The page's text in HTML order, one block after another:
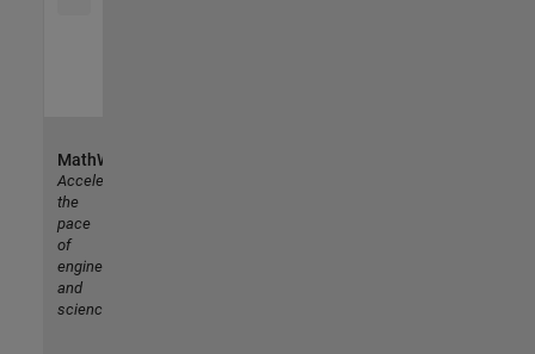
MathWorks
Accelerating
the
pace
of
engineering
and
science